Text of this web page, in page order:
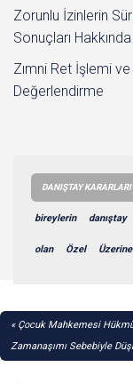
Zorunlu İzinlerin
Sonuçları
Zımni Ret İşlemi ve
Değerlendirme
DANIŞTAY KARARLARI
bireylerin danıştay
olan Özel Üzerine
YAZI
GEZINMESI
Çocuk Mahkemesi
Zamanaşımı Sebebiyle